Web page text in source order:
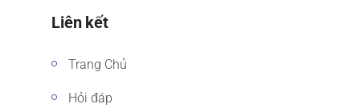
Liên kết
Trang Chủ
Hỏi đáp